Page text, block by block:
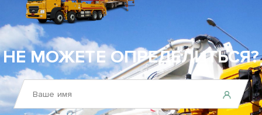
НЕ МОЖЕТЕ ОПРЕДЕЛИТЬСЯ?